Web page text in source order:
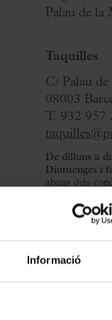
Informació
Palau de la
Taquilles
C/ Palau
08003
T. 932 957
De dilluns a
Diumenges i
abans dels
Benvinguda
És el teu
dubtes